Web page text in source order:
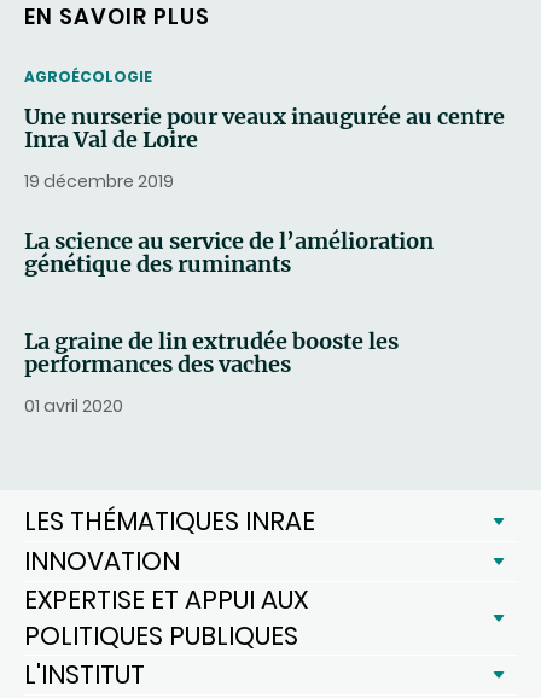
EN SAVOIR PLUS
THEMATIC
AGROÉCOLOGIE
Une nurserie pour veaux inaugurée au centre
Inra Val de Loire
19 décembre 2019
La science au service de l’amélioration
génétique des ruminants
La graine de lin extrudée booste les
performances des vaches
01 avril 2020
LES THÉMATIQUES INRAE
INNOVATION
EXPERTISE ET APPUI AUX
POLITIQUES PUBLIQUES
L'INSTITUT